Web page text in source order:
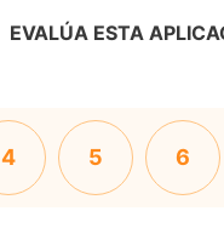
EVALÚA ESTA
4 5 6